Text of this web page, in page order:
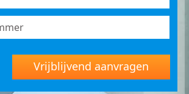
Vrijblijvend aanvragen